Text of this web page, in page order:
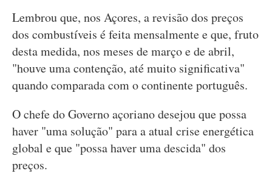
Lembrou que, nos Açores, a revisão dos preços
dos combustíveis é feita mensalmente e que, fruto
desta medida, nos meses de março e de abril,
"houve uma contenção, até muito significativa"
quando comparada com o continente português.
O chefe do Governo açoriano desejou que possa
haver "uma solução" para a atual crise energética
global e que "possa haver uma descida" dos
preços.